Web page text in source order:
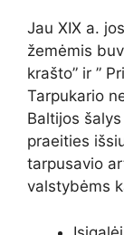
Jau XIX a.
žemėmis
krašto” ir ”
Tarpukario
Baltijos
praeities
tarpusavio
valstybėms